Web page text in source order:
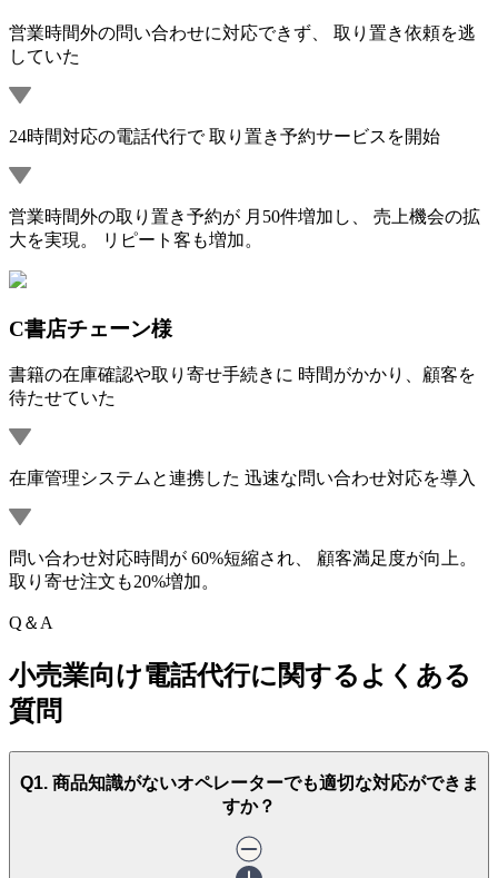
営業時間外の問い合わせに対応できず、 取り置き依頼を逃
していた
24時間対応の電話代行で 取り置き予約サービスを開始
営業時間外の取り置き予約が 月50件増加し、 売上機会の拡
大を実現。 リピート客も増加。
C書店チェーン様
書籍の在庫確認や取り寄せ手続きに 時間がかかり、顧客を
待たせていた
在庫管理システムと連携した 迅速な問い合わせ対応を導入
問い合わせ対応時間が 60%短縮され、 顧客満足度が向上。
取り寄せ注文も20%増加。
Q＆A
小売業向け電話代行に関する よくある
質問
Q1. 商品知識がないオペレーターでも適切な対応ができま
すか？